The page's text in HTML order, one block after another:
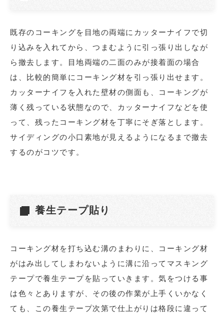
既存のコーキングを目地の両端にカッターナイフで切
り込みを入れてから、つまむように引っ張り出しなが
ら撤去します。目地両端の二面のみが接着面の場合
は、比較的簡単にコーキング材を引っ張り出せます。
カッターナイフを入れた壁材の側面も、コーキングが
薄く残っている状態なので、カッターナイフなどを使
って、残ったコーキング材を丁寧にそぎ落とします。
サイディングの小口素地が見えるようになるまで撤去
するのがコツです。
養生テープ貼り
コーキング材を打ち込む溝のまわりに、コーキング材
がはみ出してしまわないように溝に沿ってマスキング
テープで養生テープを貼っていきます。気をつける事
は色々とありますが、その後の作業が上手くいかなく
ても、この養生テープ次第で仕上がりは格段に違って